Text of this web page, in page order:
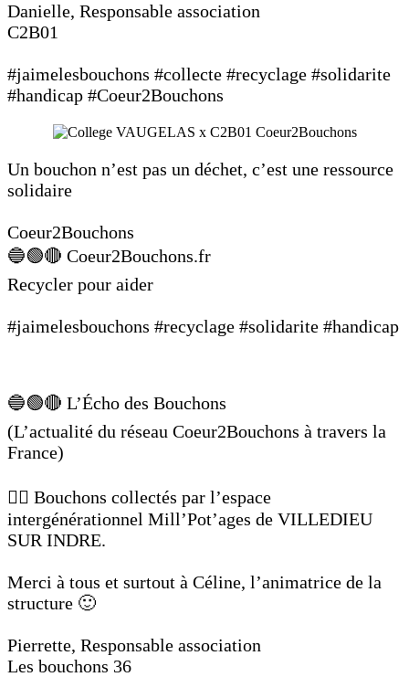
Danielle, Responsable association
C2B01
#jaimelesbouchons #collecte #recyclage #solidarite
#handicap #Coeur2Bouchons
Un bouchon n’est pas un déchet, c’est une ressource
solidaire
Coeur2Bouchons
🔵🟢🔴 Coeur2Bouchons.fr
Recycler pour aider
#jaimelesbouchons #recyclage #solidarite #handicap
🔵🟢🔴 L’Écho des Bouchons
(L’actualité du réseau Coeur2Bouchons à travers la
France)
👉🏼 Bouchons collectés par l’espace
intergénérationnel Mill’Pot’ages de VILLEDIEU
SUR INDRE.
Merci à tous et surtout à Céline, l’animatrice de la
structure 🙂
Pierrette, Responsable association
Les bouchons 36